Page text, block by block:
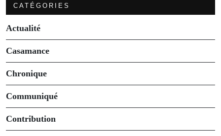
CATÉGORIES
Actualité
Casamance
Chronique
Communiqué
Contribution